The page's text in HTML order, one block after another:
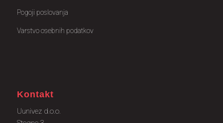
Pogoji poslovanja
Varstvo osebnih podatkov
Kontakt
Uunivez d.o.o.